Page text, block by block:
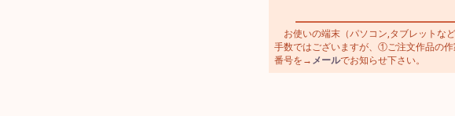
お使いの端末（パソコン,タブレットな
手数ではございますが、①ご注文作品の
番号を→ メールでお知らせ下さい。